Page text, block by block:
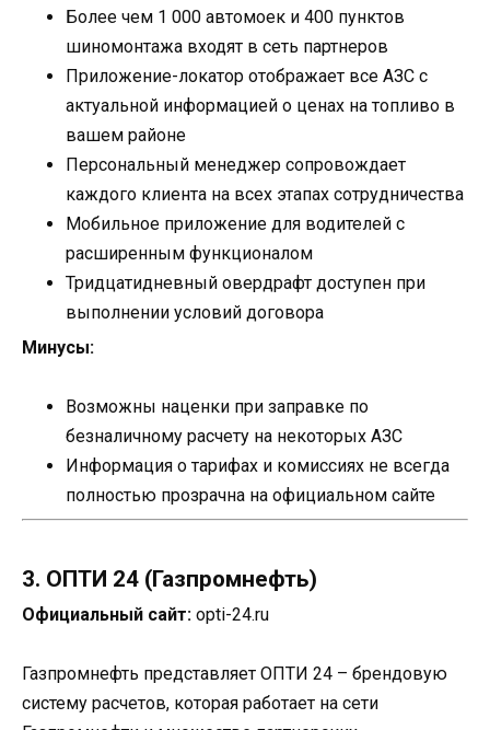
Более чем 1 000 автомоек и 400 пунктов
шиномонтажа входят в сеть партнеров
Приложение-локатор отображает все АЗС с
актуальной информацией о ценах на топливо в
вашем районе
Персональный менеджер сопровождает
каждого клиента на всех этапах сотрудничества
Мобильное приложение для водителей с
расширенным функционалом
Тридцатидневный овердрафт доступен при
выполнении условий договора
Минусы:
Возможны наценки при заправке по
безналичному расчету на некоторых АЗС
Информация о тарифах и комиссиях не всегда
полностью прозрачна на официальном сайте
3. ОПТИ 24 (Газпромнефть)
Официальный сайт: opti-24.ru
Газпромнефть представляет ОПТИ 24 – брендовую
систему расчетов, которая работает на сети